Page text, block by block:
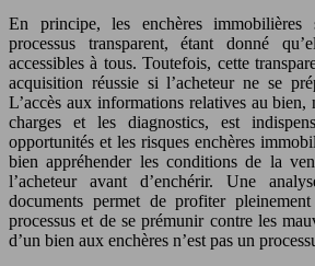
En principe, les enchères
processus transparent, étant donné
accessibles à tous. Toutefois, cette
acquisition réussie si l’acheteur ne se
L’accès aux informations relatives au bien,
charges et les diagnostics, est
opportunités et les risques enchères
bien appréhender les conditions de la
l’acheteur avant d’enchérir. Une
documents permet de profiter
processus et de se prémunir contre les
d’un bien aux enchères n’est pas un